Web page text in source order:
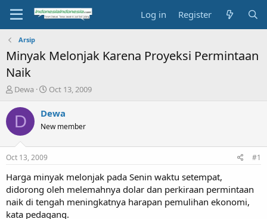
Log in Register
Arsip
Minyak Melonjak Karena Proyeksi Permintaan
Naik
T
r
a
s
t
a
t
e
Dewa
S
a
t
e
Oct 13, 2009
D Dewa
New member
Oct 13, 2009 #1
Harga minyak melonjak pada Senin waktu setempat,
didorong oleh melemahnya dolar dan perkiraan permintaan
naik di tengah meningkatnya harapan pemulihan ekonomi,
kata pedagang.